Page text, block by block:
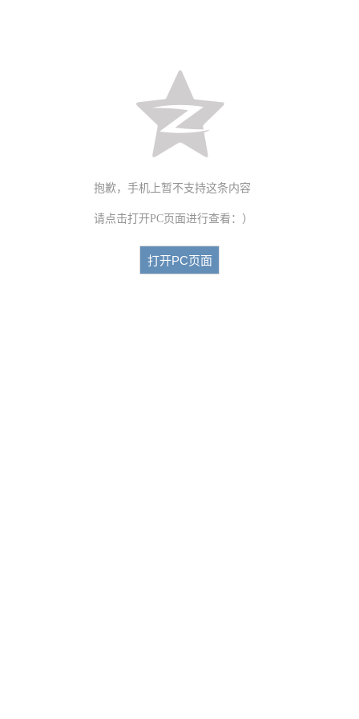
抱歉，手机上暂不支持这条内容
请点击打开PC页面进行查看：）